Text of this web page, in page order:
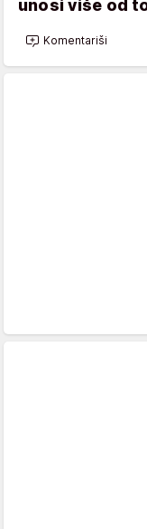
unosi više od
Komentariši